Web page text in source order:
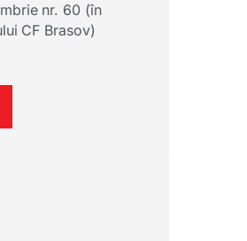
nr. 60 (în
CF Brasov)